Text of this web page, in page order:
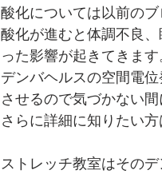
酸化については以前の
酸化が進むと体調不良
った影響が起きてきます
デンバヘルスの空間電
させるので気づかない
さらに詳細に知りたい
ストレッチ教室はそのデ